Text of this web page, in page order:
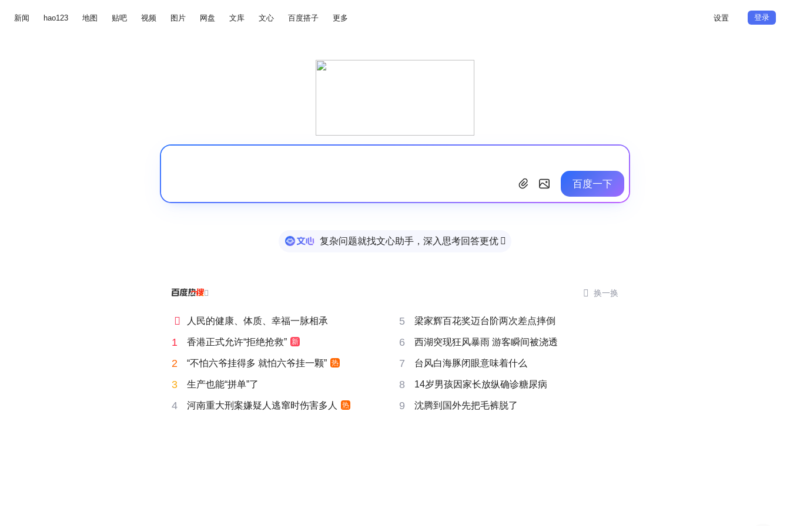
新闻 hao123 地图 贴吧 视频 图片 网盘 文库 文心 百度搭子 更多 设置 登录
百度一下
复杂问题就找文心助手，深入思考回答更优 
  换一换
 人民的健康、体质、幸福一脉相承 5 梁家辉百花奖迈台阶两次差点摔倒
1 香港正式允许“拒绝抢救” 新 6 西湖突现狂风暴雨 游客瞬间被浇透
2 “不怕六爷挂得多 就怕六爷挂一颗” 热 7 台风白海豚闭眼意味着什么
3 生产也能“拼单”了 8 14岁男孩因家长放纵确诊糖尿病
4 河南重大刑案嫌疑人逃窜时伤害多人 热 9 沈腾到国外先把毛裤脱了